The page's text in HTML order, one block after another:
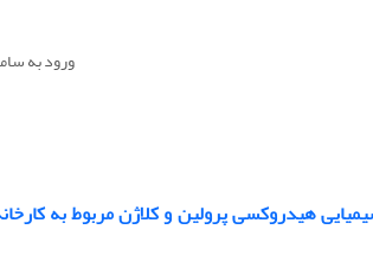
ورود به
هیدروکسی پرولین و کلاژن مربوط به